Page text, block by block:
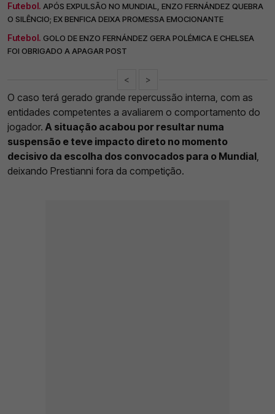
Futebol. APÓS EXPULSÃO NO MUNDIAL, ENZO FERNÁNDEZ QUEBRA
O SILÊNCIO; EX BENFICA DEIXA PROMESSA EMOCIONANTE
Futebol. GOLO DE ENZO FERNÁNDEZ GERA POLÉMICA E CHELSEA
FOI OBRIGADO A APAGAR POST
< >
O caso terá gerado grande repercussão interna, com as
entidades competentes a avaliarem o comportamento do
jogador. A situação acabou por resultar numa
suspensão e teve impacto direto no momento
decisivo da escolha dos convocados para o Mundial,
deixando Prestianni fora da competição.